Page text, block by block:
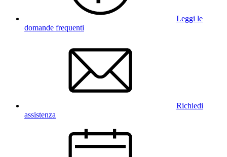
Leggi le
domande frequenti
Richiedi
assistenza